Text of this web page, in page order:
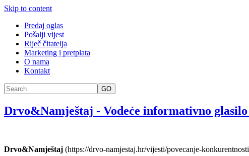
Skip to content
Predaj oglas
Pošalji vijest
Riječ čitatelja
Marketing i pretplata
O nama
Kontakt
GO
Drvo&Namještaj - Vodeće informativno
Drvo&Namještaj (https://drvo-namjestaj.hr/vijesti/povecanje-